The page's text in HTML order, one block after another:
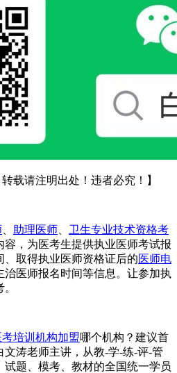
载请注明出处！违者必究！】
助理医师
卫生专业技术资格考
容，为医考生提供执业医师考试报
取得执业医师资格证后的医师电
治医师报名时间等信息。让参加执
考培训机构加盟哪个机构？建议首
文涛老师主讲，从教-学-练-评-管
题、模考、教材的全国统一学员